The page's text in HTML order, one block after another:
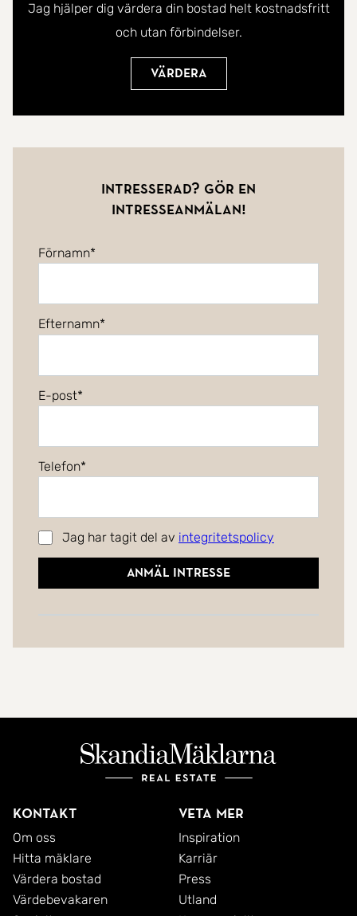
Jag hjälper dig värdera din bostad helt kostnadsfritt
och utan förbindelser.
Värdera
Intresserad? Gör en
intresseanmälan!
Förnamn
Efternamn
E-post
Telefon
Jag har tagit del av integritetspolicy
Anmäl intresse
Kontakt
Om oss
Hitta mäklare
Värdera bostad
Värdebevakaren
Veta mer
Inspiration
Karriär
Press
Utland